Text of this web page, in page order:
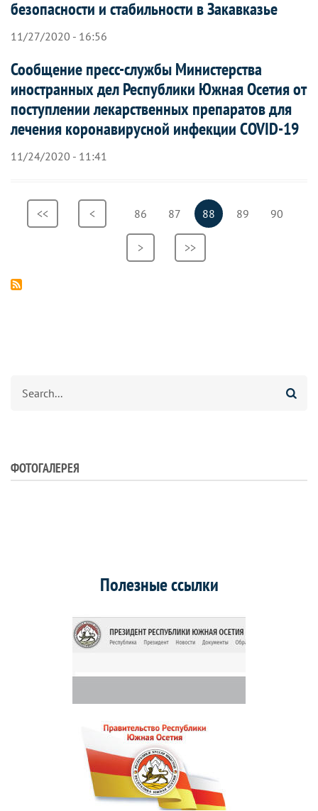
безопасности и стабильности в Закавказье
11/27/2020 - 16:56
Сообщение пресс-службы Министерства
иностранных дел Республики Южная Осетия от
поступлении лекарственных препаратов для
лечения коронавирусной инфекции СOVID-19
11/24/2020 - 11:41
Нумерация
страниц
Первая
<<
Предыдущая
страница
< Страница
86 Страница
87
Текущая
страница
88 Страница
89 Страница
90
Следующая
>
Последняя
>>
ФОТОГАЛЕРЕЯ
Полезные ссылки